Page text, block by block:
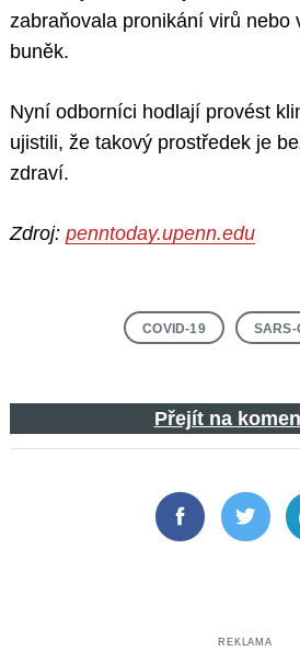
zabraňovala pronikání virů nebo
buněk.
Nyní odborníci hodlají provést
ujistili, že takový prostředek je
zdraví.
Zdroj: penntoday.upenn.edu
COVID-19 SARS-
Přejít na
Facebook
REKLAMA